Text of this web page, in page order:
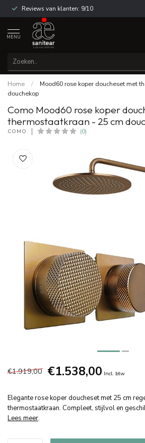
Reviews van klanten: 9/10
MENU
Home /
Mood60 rose koper doucheset met
douchekop
Como Mood60 rose koper
thermostaatkraan - 25 cm
COMO (0)
€1.919,00 €1.538,00 Incl. btw
Elegante rose koper doucheset met 25 cm
thermostaatkraan. Compleet, stijlvol en
Lees meer.